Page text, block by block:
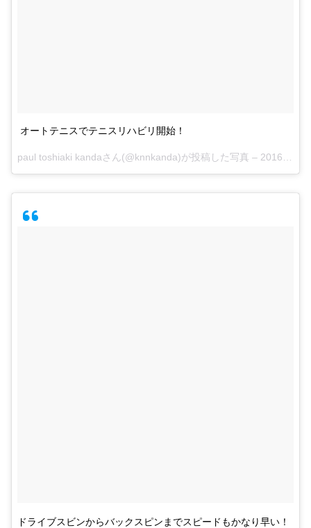
オートテニスでテニスリハビリ開始！
paul toshiaki kandaさん(@knnkanda)が投稿した写真 – 2016 2月 8 11:38午後 PST
ドライブスビンからバックスピンまでスピードもかなり早い！